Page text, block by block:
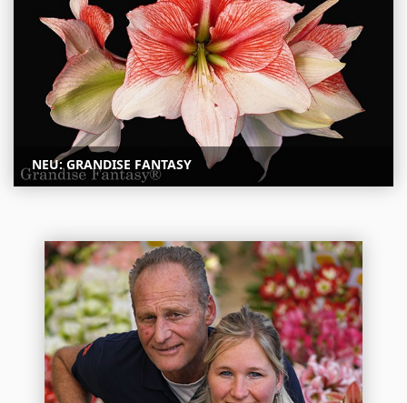
NEU: GRANDISE FANTASY